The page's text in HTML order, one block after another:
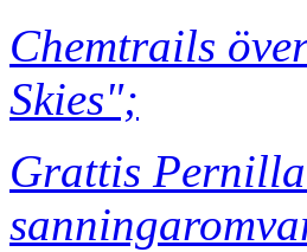
Chemtrails
Skies";
Grattis